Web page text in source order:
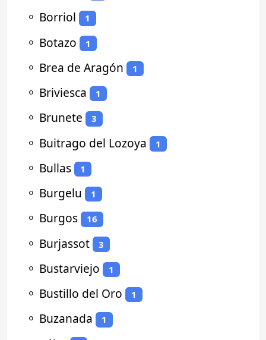
⚬ Borriol 1
⚬ Botazo 1
⚬ Brea de Aragón 1
⚬ Briviesca 1
⚬ Brunete 3
⚬ Buitrago del Lozoya 1
⚬ Bullas 1
⚬ Burgelu 1
⚬ Burgos 16
⚬ Burjassot 3
⚬ Bustarviejo 1
⚬ Bustillo del Oro 1
⚬ Buzanada 1